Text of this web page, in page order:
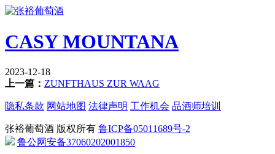
CASY MOUNTANA
2023-12-18
上一篇： ZUNFTHAUS ZUR WAAG
隐私条款 网站地图 法律声明 工作机会 品酒师培训
张裕葡萄酒 版权所有 鲁ICP备05011689号-2
鲁公网安备37060202001850